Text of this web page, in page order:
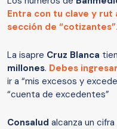
Entra con tu clave y rut
sección de “cotizantes”.
La isapre Cruz Blanca
millones. Debes
ir a “mis excesos y
“cuenta de excedentes”
Consalud alcanza un cifra